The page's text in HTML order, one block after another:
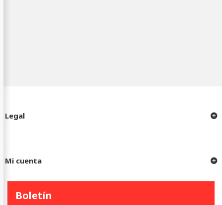
Legal
Mi cuenta
Boletín